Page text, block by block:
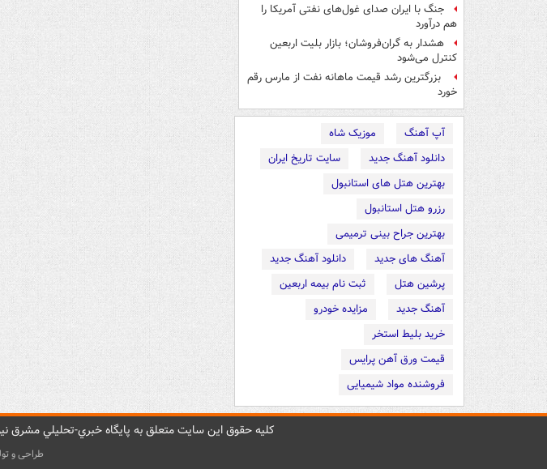
جنگ با ایران صدای غول‌های نفتی آمریکا را
هم درآورد
هشدار به گران‌فروشان؛ بازار بلیت اربعین
کنترل می‌شود
بزرگترین رشد قیمت ماهانه نفت از مارس رقم
خورد
آپ آهنگ
موزیک شاه
دانلود آهنگ جدید
سایت تاریخ ایران
بهترین هتل های استانبول
رزرو هتل استانبول
بهترین جراح بینی ترمیمی
آهنگ های جدید
دانلود آهنگ جدید
پرشین هتل
ثبت نام بیمه اربعین
آهنگ جدید
مزایده خودرو
خرید بلیط استخر
قیمت ورق آهن پرایس
فروشنده مواد شیمیایی
کليه حقوق اين سايت متعلق به پایگاه خبري-تحليلي مشرق
طراحی و